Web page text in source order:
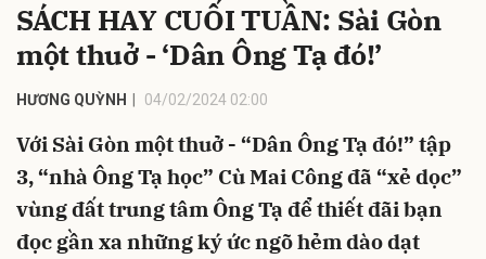
SÁCH HAY CUỐI TUẦN: Sài Gòn
một thuở - ‘Dân Ông Tạ đó!’
HƯƠNG QUỲNH 04/02/2024 02:00
Với Sài Gòn một thuở - “Dân Ông Tạ đó!” tập
3, “nhà Ông Tạ học” Cù Mai Công đã “xẻ dọc”
vùng đất trung tâm Ông Tạ để thiết đãi bạn
đọc gần xa những ký ức ngõ hẻm dào dạt
Hủy